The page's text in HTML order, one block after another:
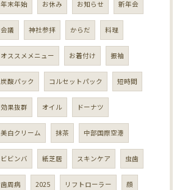
年末年始 お休み お知らせ 新年会
会議 神社参拝 からだ 料理
オススメメニュー お着付け 振袖
炭酸パック コルセットパック 短時間
効果抜群 オイル ドーナツ
美白クリーム 抹茶 中部国際空港
ビビンバ 紙芝居 スキンケア 虫歯
歯周病 2025 リフトローラー 顔